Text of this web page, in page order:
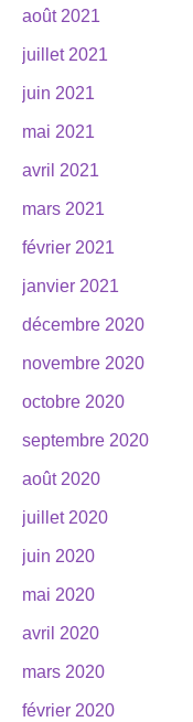
août 2021
juillet 2021
juin 2021
mai 2021
avril 2021
mars 2021
février 2021
janvier 2021
décembre 2020
novembre 2020
octobre 2020
septembre 2020
août 2020
juillet 2020
juin 2020
mai 2020
avril 2020
mars 2020
février 2020